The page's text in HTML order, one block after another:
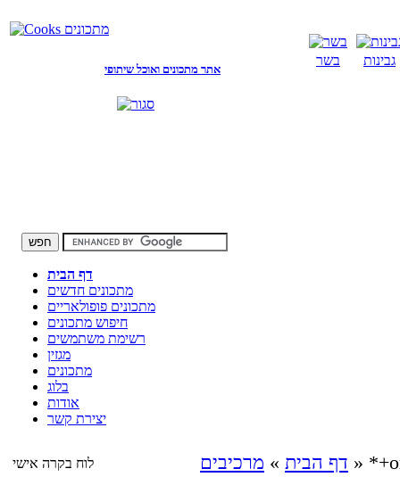
אתר מתכונים ואוכל שיתופי
בשר גבינות
דף הבית
מתכונים חדשים
מתכונים פופולאריים
חיפוש מתכונים
רשימת משתמשים
מגזין
מתכונים
בלוג
אודות
יצירת קשר
לוח בקרה אישי
דף הבית » מרכיבים »